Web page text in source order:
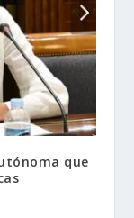
que